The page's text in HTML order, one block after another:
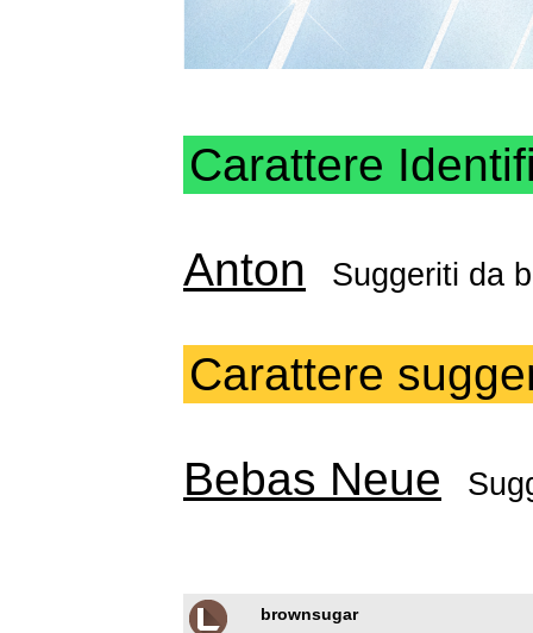
Carattere
Anton Suggeriti da
Carattere
Bebas Neue
brownsugar